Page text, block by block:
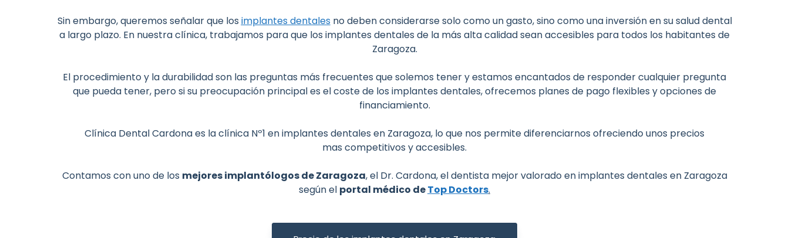
Sin embargo, queremos señalar que los implantes dentales no deben considerarse solo como un gasto, sino como una inversión en su salud dental
a largo plazo. En nuestra clínica, trabajamos para que los implantes dentales de la más alta calidad sean accesibles para todos los habitantes de
Zaragoza.
El procedimiento y la durabilidad son las preguntas más frecuentes que solemos tener y estamos encantados de responder cualquier pregunta
que pueda tener, pero si su preocupación principal es el coste de los implantes dentales, ofrecemos planes de pago flexibles yopciones de
financiamiento.
Clínica Dental Cardona es la clínica Nº1 en implantes dentales en Zaragoza, lo que nos permite diferenciarnos ofreciendo unos precios
mas competitivos y accesibles.
Contamos con uno de los mejores implantólogos de Zaragoza, el Dr. Cardona, el dentista mejor valorado en implantes dentales en Zaragoza
según el portal médico deTop Doctors.